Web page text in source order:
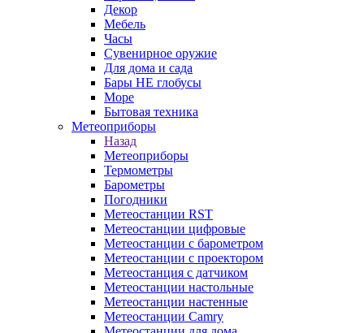
Декор
Мебель
Часы
Сувенирное оружие
Для дома и сада
Бары НЕ глобусы
Море
Бытовая техника
Метеоприборы
Назад
Метеоприборы
Термометры
Барометры
Погодники
Метеостанции RST
Метеостанции цифровые
Метеостанции с барометром
Метеостанции с проектором
Метеостанция с датчиком
Метеостанции настольные
Метеостанции настенные
Метеостанции Camry